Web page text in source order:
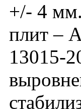
+/- 4
плит –
13015-